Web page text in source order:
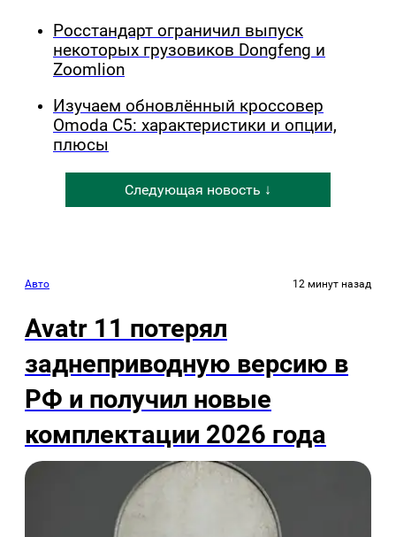
Росстандарт ограничил выпуск
некоторых грузовиков Dongfeng и
Zoomlion
Изучаем обновлённый кроссовер
Omoda C5: характеристики и опции,
плюсы
Следующая новость ↓
Авто 12 минут назад
Avatr 11 потерял
заднеприводную версию в
РФ и получил новые
комплектации 2026 года